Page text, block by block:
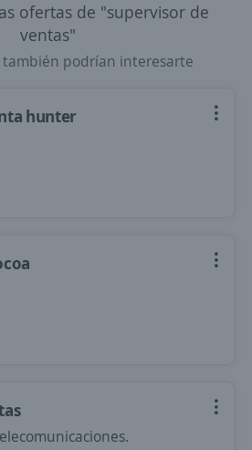
ofertas de "supervisor de
ventas"
también podrían interesarte
hunter